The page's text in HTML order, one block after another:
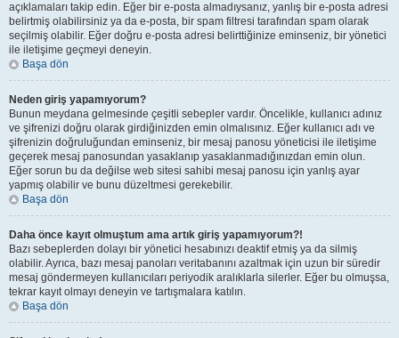
açıklamaları takip edin. Eğer bir e-posta almadıysanız, yanlış bir e-posta adresi
belirtmiş olabilirsiniz ya da e-posta, bir spam filtresi tarafından spam olarak
seçilmiş olabilir. Eğer doğru e-posta adresi belirttiğinize eminseniz, bir yönetici
ile iletişime geçmeyi deneyin.
Başa dön
Neden giriş yapamıyorum?
Bunun meydana gelmesinde çeşitli sebepler vardır. Öncelikle, kullanıcı adınız
ve şifrenizi doğru olarak girdiğinizden emin olmalısınız. Eğer kullanıcı adı ve
şifrenizin doğruluğundan eminseniz, bir mesaj panosu yöneticisi ile iletişime
geçerek mesaj panosundan yasaklanıp yasaklanmadığınızdan emin olun.
Eğer sorun bu da değilse web sitesi sahibi mesaj panosu için yanlış ayar
yapmış olabilir ve bunu düzeltmesi gerekebilir.
Başa dön
Daha önce kayıt olmuştum ama artık giriş yapamıyorum?!
Bazı sebeplerden dolayı bir yönetici hesabınızı deaktif etmiş ya da silmiş
olabilir. Ayrıca, bazı mesaj panoları veritabanını azaltmak için uzun bir süredir
mesaj göndermeyen kullanıcıları periyodik aralıklarla silerler. Eğer bu olmuşsa,
tekrar kayıt olmayı deneyin ve tartışmalara katılın.
Başa dön